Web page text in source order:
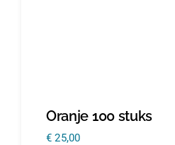
Oranje 100 stuks
€ 25,00